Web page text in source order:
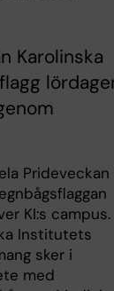
Karolinska
Prideveckan
KI:s campus.
Institutets
sker i
med